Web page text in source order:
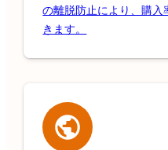
の離脱防止により、購入
きます。